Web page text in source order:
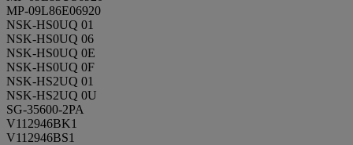
MP-09L86E06920
NSK-HS0UQ 01
NSK-HS0UQ 06
NSK-HS0UQ 0E
NSK-HS0UQ 0F
NSK-HS2UQ 01
NSK-HS2UQ 0U
SG-35600-2PA
V112946BK1
V112946BS1